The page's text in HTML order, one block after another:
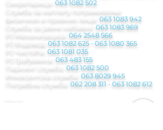
063 1082 502
Служба за наплату потраживања
физичких и правних лица:
063 1083 942
Служба за јавне набавке:
063 1083 969
064 2548 566
РЈ Водовод: 063 1082 625-063 1080 365
РЈ Чистоћа: 063 1081 035
РЈ Грађевина:
063 483 155
Паркинг служба
063 1082 500
Инкасантска служба: 063 8029 945
Погребна служба:
062 208 311 - 063 1082612